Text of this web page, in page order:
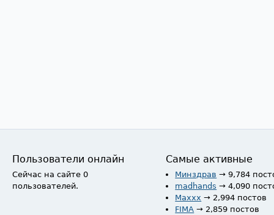
Пользователи онлайн
Сейчас на сайте 0
пользователей.
Самые активные
Минздрав → 9,784
madhands → 4,090
Maxxx → 2,994 постов
FIMA → 2,859 постов